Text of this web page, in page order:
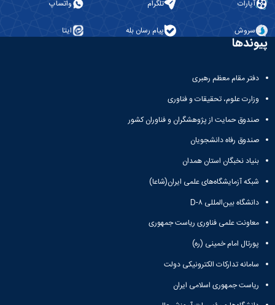
آپارات تلگرام واتساپ
سروش پیام رسان بله ایتا
پیوندها
دفتر مقام معظم رهبری
وزارت علوم، تحقیقات و فناوری
صندوق حمایت از پژوهشگران و فناوران کشور
صندوق رفاه دانشجویان
بنیاد نخبگان استان همدان
شبکه آزمایشگاه‌های علمی ایران(شاعا)
دانشگاه بین‌المللی D-۸
معاونت علمی فناوری ریاست جمهوری
پورتال امام خمینی (ره)
سامانه تدارکات الکترونیکی دولت
ریاست جمهوری اسلامی ایران